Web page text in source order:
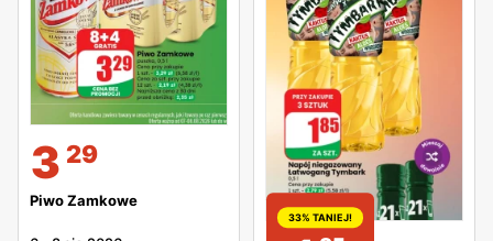
3 29
Piwo Zamkowe
33% TANIEJ!